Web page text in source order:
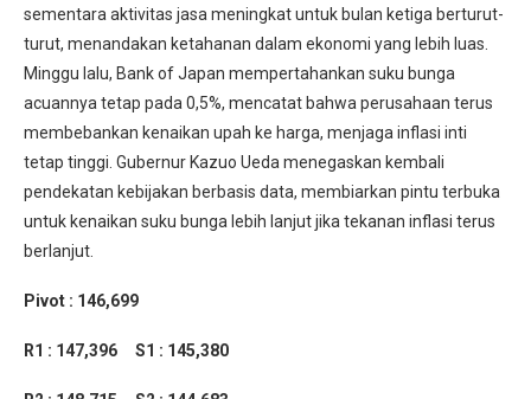
sementara aktivitas jasa meningkat untuk bulan ketiga berturut-
turut, menandakan ketahanan dalam ekonomi yang lebih luas.
Minggu lalu, Bank of Japan mempertahankan suku bunga
acuannya tetap pada 0,5%, mencatat bahwa perusahaan terus
membebankan kenaikan upah ke harga, menjaga inflasi inti
tetap tinggi. Gubernur Kazuo Ueda menegaskan kembali
pendekatan kebijakan berbasis data, membiarkan pintu terbuka
untuk kenaikan suku bunga lebih lanjut jika tekanan inflasi terus
berlanjut.
Pivot : 146,699
R1 : 147,396 S1 : 145,380